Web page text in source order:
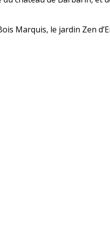
Marquis, le jardin Zen